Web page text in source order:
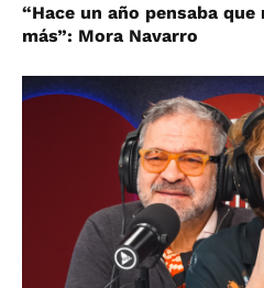
“Hace un año pensaba
más”: Mora Navarro